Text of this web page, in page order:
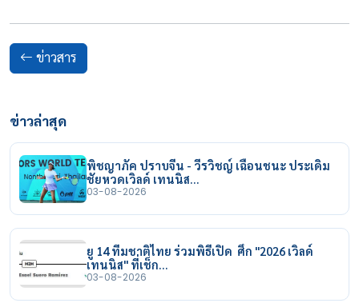
ข่าวสาร
ข่าวล่าสุด
พิชญาภัค ปราบจีน - วีรวิชญ์ เฉือนชนะ ประเดิม
ชัยหวดเวิลด์ เทนนิส…
03-08-2026
ยู 14 ทีมชาติไทย ร่วมพิธีเปิด ศึก "2026 เวิลด์
เทนนิส" ที่เช็ก…
03-08-2026